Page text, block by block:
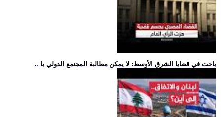
.. باحث في قضايا الشرق الأوسط: لا يمكن مطالبة المجتمع الدولي با